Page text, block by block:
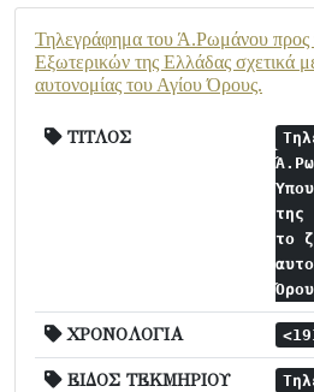
Τηλεγράφημα του Ά.Ρωμάνου προς
Εξωτερικών της Ελλάδας σχετικά
αυτονομίας του Αγίου Όρους.
ΤΙΤΛΟΣ
της
το
ΧΡΟΝΟΛΟΓΙΑ
ΕΙΔΟΣ ΤΕΚΜΗΡΙΟΥ